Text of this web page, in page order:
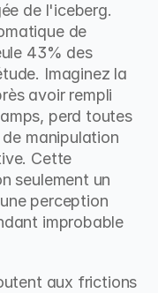
de l'iceberg.
de
43% des
Imaginez la
avoir rempli
perd toutes
manipulation
Cette
seulement un
perception
improbable
aux frictions